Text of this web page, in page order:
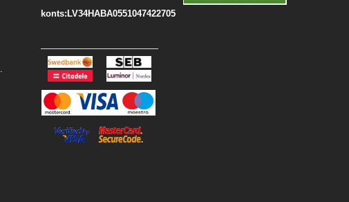
konts:LV34HABA0551047422705